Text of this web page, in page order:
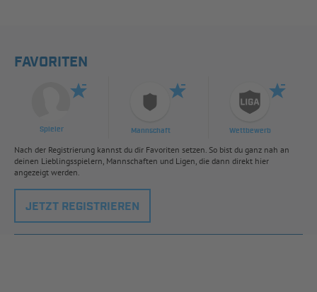
FAVORITEN
Spieler Mannschaft Wettbewerb
Nach der Registrierung kannst du dir Favoriten setzen. So bist du ganz nah an
deinen Lieblingsspielern, Mannschaften und Ligen, die dann direkt hier
angezeigt werden.
JETZT REGISTRIEREN